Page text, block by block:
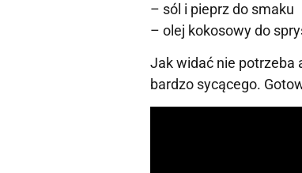
– sól i pieprz do smaku
– olej kokosowy do
Jak widać nie potrzeba
bardzo sycącego.